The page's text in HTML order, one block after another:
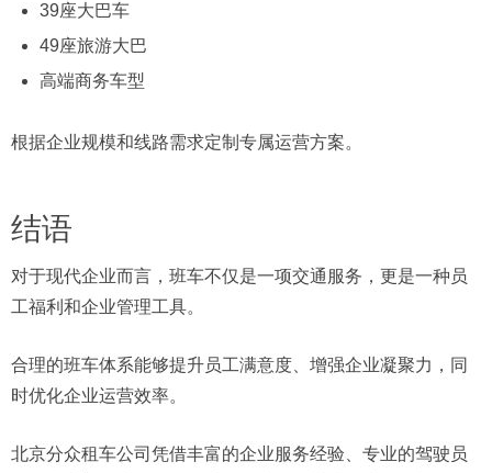
39座大巴车
49座旅游大巴
高端商务车型
根据企业规模和线路需求定制专属运营方案。
结语
对于现代企业而言，班车不仅是一项交通服务，更是一种员
工福利和企业管理工具。
合理的班车体系能够提升员工满意度、增强企业凝聚力，同
时优化企业运营效率。
北京分众租车公司凭借丰富的企业服务经验、专业的驾驶员